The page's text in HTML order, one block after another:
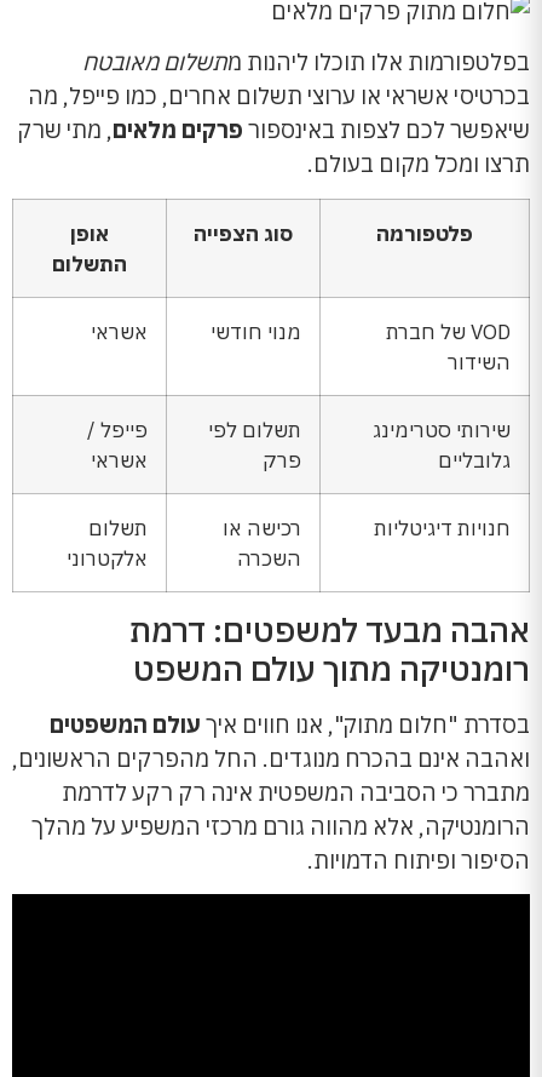
בפלטפורמות אלו תוכלו ליהנות מתשלום מאובטח
בכרטיסי אשראי או ערוצי תשלום אחרים, כמו פייפל, מה
שיאפשר לכם לצפות באינספור פרקים מלאים, מתי שרק
תרצו ומכל מקום בעולם.
פלטפורמה סוג הצפייה
אופן
התשלום
VOD של חברת
השידור
מנוי חודשי אשראי
שירותי סטרימינג
גלובליים
תשלום לפי
פרק
פייפל /
אשראי
חנויות דיגיטליות
רכישה או
השכרה
תשלום
אלקטרוני
אהבה מבעד למשפטים: דרמת
רומנטיקה מתוך עולם המשפט
בסדרת "חלום מתוק", אנו חווים איך עולם המשפטים
ואהבה אינם בהכרח מנוגדים. החל מהפרקים הראשונים,
מתברר כי הסביבה המשפטית אינה רק רקע לדרמת
הרומנטיקה, אלא מהווה גורם מרכזי המשפיע על מהלך
הסיפור ופיתוח הדמויות.